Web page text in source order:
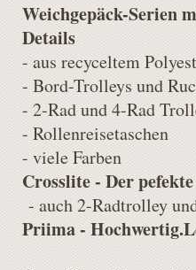
Weichgepäck-Serien
Details
- aus recyceltem
- Bord-Trolleys und
- 2-Rad und 4-Rad
- Rollenreisetaschen
- viele Farben
Crosslite - Der
- auch 2-Radtrolley
Priima -